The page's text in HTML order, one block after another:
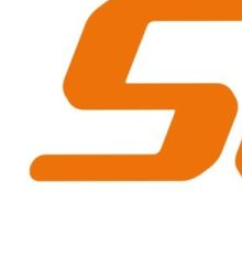
kan
gekozen
worden
op
de
productpagina